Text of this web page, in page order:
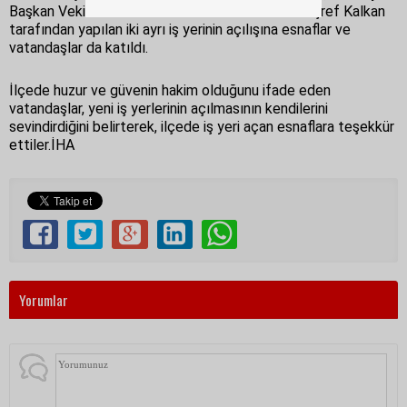
Başkan Vekili Necmi Alkan ve Hastane Müdürü Eşref Kalkan
tarafından yapılan iki ayrı iş yerinin açılışına esnaflar ve
vatandaşlar da katıldı.
İlçede huzur ve güvenin hakim olduğunu ifade eden
vatandaşlar, yeni iş yerlerinin açılmasının kendilerini
sevindirdiğini belirterek, ilçede iş yeri açan esnaflara teşekkür
ettiler.İHA
Yorumlar